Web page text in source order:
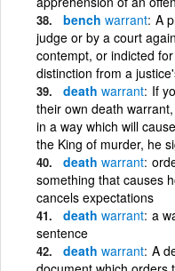
bench warrant A
judge or by a court
contempt, or indicted
distinction from a
death warrant If
their own death
in a way which will
the King of murder, he
death warrant
something that causes
cancels expectations
death warrant a
sentence
death warrant A